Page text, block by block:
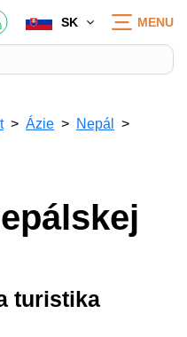
SK MENU
Ázie Nepál
turistika